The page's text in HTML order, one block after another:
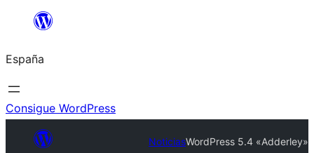
España
Consigue WordPress
NoticiasWordPress 5.4 «Adderley»